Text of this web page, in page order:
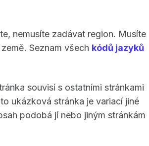
nemusíte zadávat region. Musíte
Seznam všech kódů jazyků
souvisí s ostatními stránkami
ukázková stránka je variací jiné
podobá jí nebo jiným stránkám